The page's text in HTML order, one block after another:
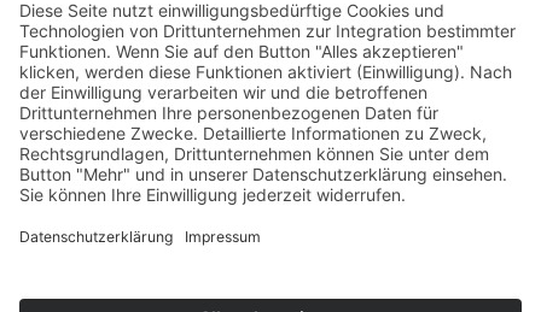
Nie wieder eine Neuerscheinung
verpassen:
Newsletter abonnieren